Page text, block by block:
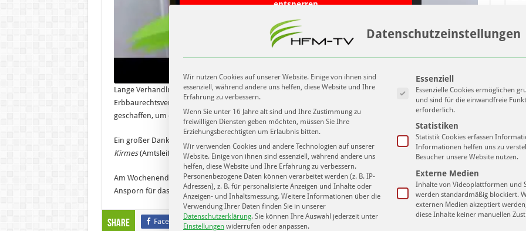
entsperren
Lange Verhandlungen wurden endlich beendet: Rückwirkend vom 1. Juli 2015 an, gilt nun dieser
Erbbaurechtsvertrag, der eine Gesamtlaufzeit bis 2065 besitzt. Damit wurde eine sehr gute Basis
geschaffen, um das heimische Bruno-Plache-Stadion zu altem Glanz zurückzuführen.
Ein großer Dank geht an den Sponsor (Sport-Bürgermeister von Leipzig) undKerstin
Kirmes(Amtsleiterin für Sport).
Am Wochenende tritt der 1. FC Lok gegen den VfL Halle 96 an. Vielleicht ist die Freude über diesen Coup ein
Ansporn für das Spitzenspiel.
Share Facebook Twitter
Datenschutzeinstellungen
Wir nutzen Cookies auf unserer Website. Einige von ihnen sind
essenziell, während andere uns helfen, diese Website und Ihre
Erfahrung zu verbessern.
Wenn Sie unter 16 Jahre alt sind und Ihre Zustimmung zu
freiwilligen Diensten geben möchten, müssen Sie Ihre
Erziehungsberechtigten um Erlaubnis bitten.
Wir verwenden Cookies und andere Technologien auf unserer
Website. Einige von ihnen sind essenziell, während andere uns
helfen, diese Website und Ihre Erfahrung zu verbessern.
Personenbezogene Daten können verarbeitet werden (z. B. IP-
Adressen), z. B. für personalisierte Anzeigen und Inhalte oder
Anzeigen- und Inhaltsmessung. Weitere Informationen über die
Verwendung Ihrer Daten finden Sie in unserer
Datenschutzerklärung. Sie können Ihre Auswahl jederzeit unter
Einstellungen widerrufen oder anpassen.
Es folgt eine Liste der Service-
Essenziell
Essenzielle Cookies ermöglichen
und sind für die einwandfreie
erforderlich.
Statistiken
Statistik Cookies erfassen
Informationen helfen uns zu
Besucher unsere Website nutzen.
Externe Medien
Inhalte von Videoplattformen und
werden standardmäßig blockiert.
externen Medien akzeptiert
diese Inhalte keiner manuellen